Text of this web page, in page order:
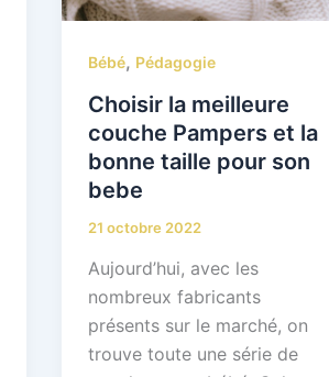
Bébé, Pédagogie
Choisir la meilleure
couche Pampers et la
bonne taille pour son
bebe
21 octobre 2022
Aujourd’hui, avec les
nombreux fabricants
présents sur le marché, on
trouve toute une série de